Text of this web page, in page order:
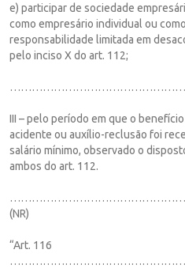
e) participar de sociedade
como empresário individual ou
responsabilidade limitada em
pelo inciso X do art. 112;
III – pelo período em que o
acidente ou auxílio-reclusão foi
salário mínimo, observado o
ambos do art. 112.
(NR)
“Art. 116